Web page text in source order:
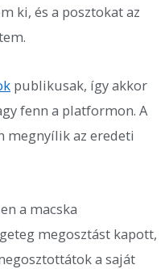
ki, és a posztokat az
publikusak, így akkor
fenn a platformon. A
megnyílik az eredeti
a macska
megosztást kapott,
a saját